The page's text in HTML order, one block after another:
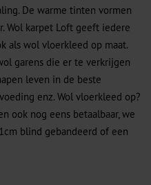
De warme tinten vormen
Wol karpet Loft geeft iedere
als wol vloerkleed op maat.
garens die er te verkrijgen
leven in de beste
enz. Wol vloerkleed op?
ook nog eens betaalbaar, we
blind gebandeerd of een